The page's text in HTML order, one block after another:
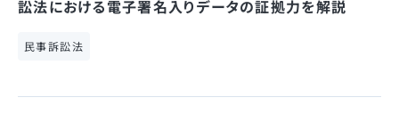
訟法における電子署名入りデータの証拠力を解説
民事訴訟法